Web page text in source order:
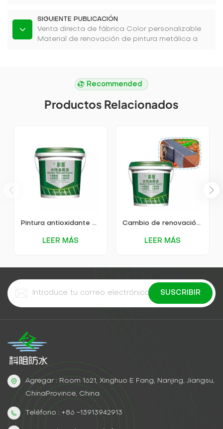
SIGUIENTE PUBLICACIÓN
Venta directa de fábrica Color personalizable
Material de renovación de pintura metálica a
Recommended
Productos Relacionados
Pintura antioxidante para metales a base de agua KEZU (pintura dos en uno)
LEER MÁS
Cambio de renovación a pintura metálica a base de agua 2 en 1
LEER MÁS
Agregar : Room 1621, Xinghuo E Fang, Nanjing, Jiangsu,
ChinaProvince, China
Teléfono : +86 -13913942913